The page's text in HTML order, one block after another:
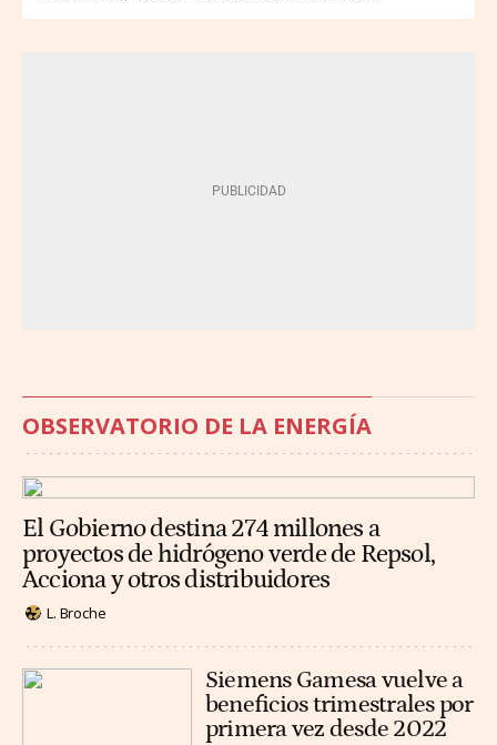
OBSERVATORIO DE LA ENERGÍA
El Gobierno destina 274 millones a
proyectos de hidrógeno verde de Repsol,
Acciona y otros distribuidores
L. Broche
Siemens Gamesa vuelve a
beneficios trimestrales por
primera vez desde 2022